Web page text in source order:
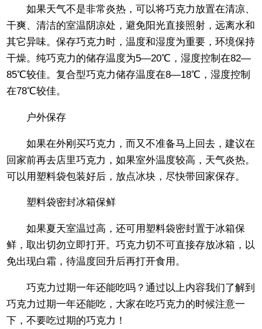
如果天气不是非常炎热，可以将巧克力放置在清凉、
干爽、清洁的室温阴凉处，避免阳光直接照射，远离水和
其它异味。保存巧克力时，温度和湿度为重要，环境保持
干燥。纯巧克力的储存温度为5—20℃，湿度控制在82—
85℃较佳。复合型巧克力储存温度在8—18℃，湿度控制
在78℃较佳。
户外保存
如果在外刚买巧克力，而又不准备马上回去，建议在
回家前再去店里巧克力，如果室外温度较高，天气炎热。
可以用塑料袋包装好后，放点冰块，尽快带回家保存。
塑料袋密封冰箱保鲜
如果夏天室温过高，还可用塑料袋密封置于冰箱保
鲜，取出切勿立即打开。巧克力切不可直接存放冰箱，以
免出现白霜，待温度回升后再打开食用。
巧克力过期一年还能吃吗？通过以上内容我们了解到
巧克力过期一年还能吃，大家在吃巧克力的时候注意一
下，不要吃过期的巧克力！